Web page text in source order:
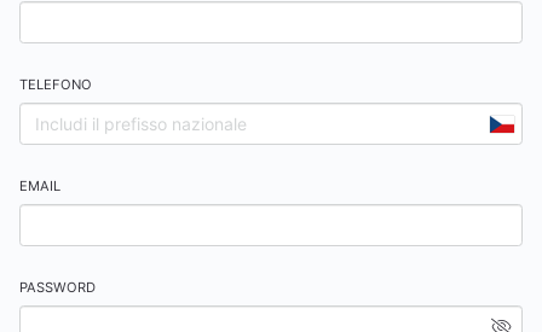
TELEFONO
EMAIL
PASSWORD